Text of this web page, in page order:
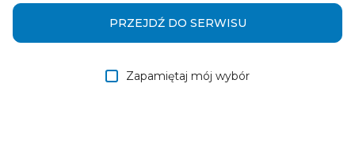
Wczytaj deklarację z pliku roboczego DEK
Zapamiętaj mój wybór
PRZEJDŹ DO SERWISU